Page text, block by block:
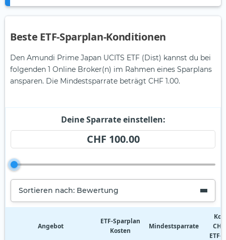
Beste ETF-Sparplan-Konditionen
Den Amundi Prime Japan UCITS ETF (Dist) kannst du bei
folgenden 1 Online Broker(n) im Rahmen eines Sparplans
ansparen. Die Mindestsparrate beträgt CHF 1.00.
Deine Sparrate einstellen:
CHF 100.00
Sortieren nach: Bewertung
Angebot
ETF‑Sparplan
Kosten
Mindestsparrate
ETF-